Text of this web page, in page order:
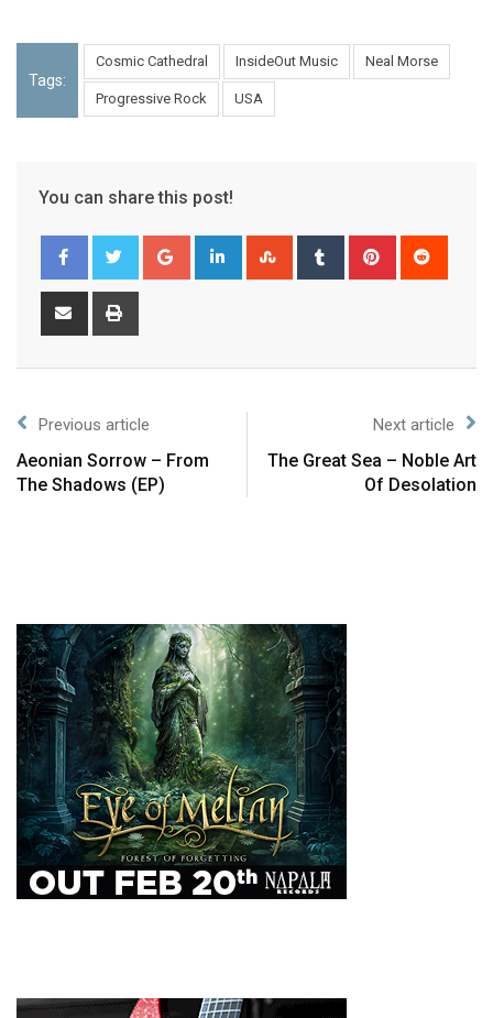
Tags:
Cosmic Cathedral InsideOut Music Neal Morse
Progressive Rock USA
You can share this post!
Previous article
Aeonian Sorrow – From
The Shadows (EP)
Next article
The Great Sea – Noble Art
Of Desolation